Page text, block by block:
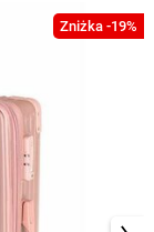
Zniżka -19%